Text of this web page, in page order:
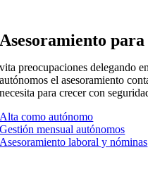
Asesoramiento
vita preocupaciones delegando
autónomos el asesoramiento
necesita para crecer con
Alta como autónomo
Gestión mensual autónomos
Asesoramiento laboral y nóminas